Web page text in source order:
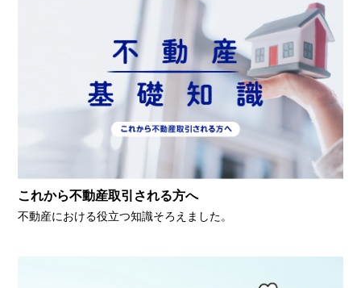
これから不動産取引される方へ
不動産における役立つ知識そろえました。